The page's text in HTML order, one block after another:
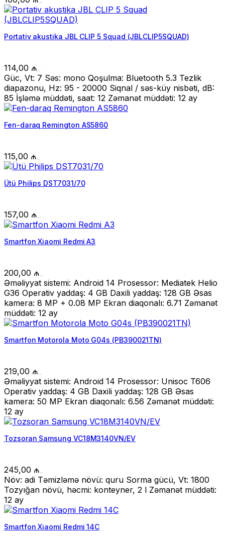
Portativ akustika JBL CLIP 5 Squad (JBLCLIP5SQUAD)
114,00 ₼
Güc, Vt: 7 Səs: mono Qoşulma: Bluetooth 5.3 Tezlik
diapazonu, Hz: 95 - 20000 Siqnal / səs-küy nisbəti, dB:
85 İşləmə müddəti, saat: 12 Zəmanət müddəti: 12 ay
Fen-daraq Remington AS5860
115,00 ₼
Ütü Philips DST7031/70
157,00 ₼
Smartfon Xiaomi Redmi A3
200,00 ₼
Əməliyyat sistemi: Android 14 Prosessor: Mediatek Helio
G36 Operativ yaddaş: 4 GB Daxili yaddaş: 128 GB Əsas
kamera: 8 MP + 0.08 MP Ekran diaqonalı: 6.71 Zəmanət
müddəti: 12 ay
Smartfon Motorola Moto G04s (PB390021TN)
219,00 ₼
Əməliyyat sistemi: Android 14 Prosessor: Unisoc T606
Operativ yaddaş: 4 GB Daxili yaddaş: 128 GB Əsas
kamera: 50 MP Ekran diaqonalı: 6.56 Zəmanət müddəti:
12 ay
Tozsoran Samsung VC18M3140VN/EV
245,00 ₼
Növ: adi Təmizləmə növü: quru Sorma gücü, Vt: 1800
Tozyığan növü, həcmi: konteyner, 2 l Zəmanət müddəti:
12 ay
Smartfon Xiaomi Redmi 14C